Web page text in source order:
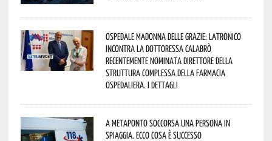
Ospedale Madonna delle Grazie: Latronico
incontra la dottoressa Calabrò
recentemente nominata Direttore della
Struttura Complessa della Farmacia
Ospedaliera. I dettagli
A Metaponto soccorsa una persona in
spiaggia. Ecco cosa è successo